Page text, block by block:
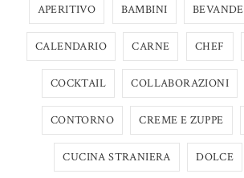
APERITIVO BAMBINI BEVANDE
CALENDARIO CARNE CHEF
COCKTAIL COLLABORAZIONI
CONTORNO CREME E ZUPPE
CUCINA STRANIERA DOLCE